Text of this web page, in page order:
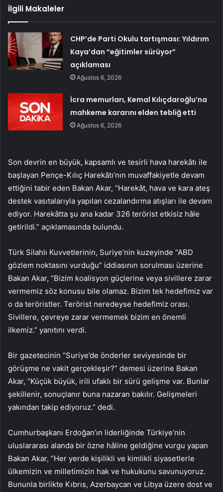
İlgili Makaleler
CHP’de Parti Okulu tartışması: Yıldırım
Kaya’dan “eğitimler sürüyor”
açıklaması
Ağustos 6, 2026
İcra memurları, Kemal Kılıçdaroğlu’na
mahkeme kararını elden tebliğ etti
Ağustos 6, 2026
Son devrin en büyük, kapsamlı ve tesirli hava harekâtı ile
başlayan Pençe-Kılıç Harekâtı’nın muvaffakiyetle devam
ettiğini tabir eden Bakan Akar, “Harekât, hava ve kara ateş
destek vasıtalarıyla yapılan cezalandırma atışları ile devam
ediyor. Harekâtta şu ana kadar 326 terörist etkisiz hâle
getirildi.” açıklamasında bulundu.
Türk Silahlı Kuvvetlerinin, Suriye’nin kuzeyinde “ABD
gözlem noktasını vurduğu” iddiasının sorulması üzerine
Bakan Akar, “Bizim koalisyon güçlerine veya sivillere zarar
vermemiz söz konusu bile olamaz. Bizim tek hedefimiz var
o da teröristler. Terörist neredeyse hedefimiz orası.
Sivillere, çevreye zarar vermemek bizim en önemli
ilkemiz.” yanıtını verdi.
Bir gazetecinin “Suriye’de önderler seviyesinde bir
görüşme ne vakit gerçekleşir?” demesi üzerine Bakan
Akar, “Küçük büyük, irili ufaklı bir sürü gelişme var. Bunlar
şekillenir, sonuçlanır buna nazaran bakılır. Gelişmeleri
yakından takip ediyoruz.” dedi.
Cumhurbaşkanı Erdoğan’ın liderliğinde Türkiye’nin
uluslararası alanda bir özne hâline geldiğine vurgu yapan
Bakan Akar, “Her yerde kişilikli ve kimlikli siyasetlerle
ülkemizin ve milletimizin hak ve hukukunu savunuyoruz.
Bununla birlikte Kıbrıs, Azerbaycan ve Libya üzere dost ve